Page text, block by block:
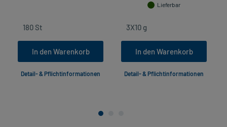
In den Warenkorb
Detail- & Pflichtinformationen
Lieferbar
In den Warenkorb
Detail- & Pflichtinformationen